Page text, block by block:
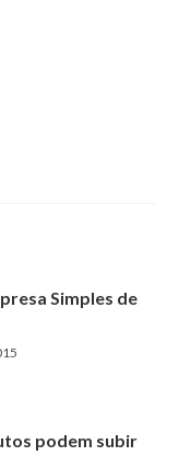
Simples de
podem subir